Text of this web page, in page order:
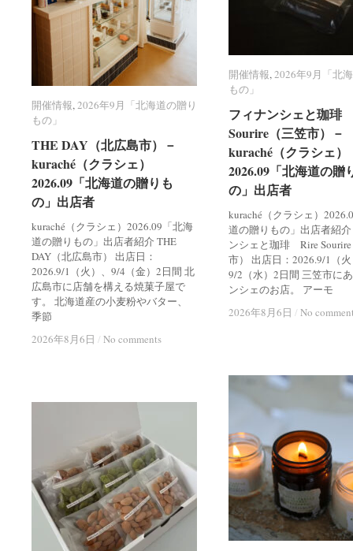
開催情報,2026年9月「北海道の贈り
もの」
THE DAY（北広島市）－
kuraché（クラシェ）
2026.09「北海道の贈りも
の」出店者
kuraché（クラシェ）2026.09「北海
道の贈りもの」出店者紹介 THE
DAY（北広島市） 出店日：
2026.9/1（火）、9/4（金）2日間 北
広島市に店舗を構える焼菓子屋で
す。 北海道産の小麦粉やバター、
季節
2026年8月6日 / No comments
開催情報 2026年9月「北海道の贈り
もの」
THE DAY（北広島市）－
kuraché（クラシェ）
2026.09「北海道の贈りも
の」出店者
2026年8月6日 / No comments
開催情報,2026年9月「北
もの」
フィナンシェと珈
Sourire（三笠市）－
kuraché（クラシェ）
2026.09「北海道の贈
の」出店者
kuraché（クラシェ）
道の贈りもの」出店者紹
ンシェと珈琲 Rire
市） 出店日：2026.9/1（
9/2（水）2日間 三笠市に
ンシェのお店。 アーモ
2026年8月6日 / No
開催情報 2026年9月「北
もの」
フィナンシェと珈
Sourire（三笠市）－
kuraché（クラシェ）
2026.09「北海道の贈
の」出店者
2026年8月6日 / No